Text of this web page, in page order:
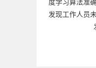
度学习算法准
发现工作人员